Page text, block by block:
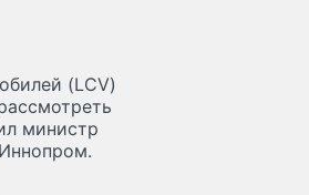
(LCV)
министр